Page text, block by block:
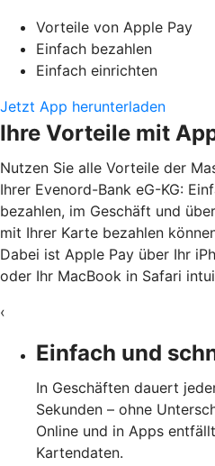
Vorteile von Apple Pay
Einfach bezahlen
Einfach einrichten
Jetzt App herunterladen
Ihre Vorteile mit
Nutzen Sie alle Vorteile der
Ihrer Evenord-Bank eG-KG:
bezahlen, im Geschäft und
mit Ihrer Karte bezahlen
Dabei ist Apple Pay über Ihr
oder Ihr MacBook in Safari
‹
Einfach und
In Geschäften dauert
Sekunden – ohne
Online und in Apps
Kartendaten.